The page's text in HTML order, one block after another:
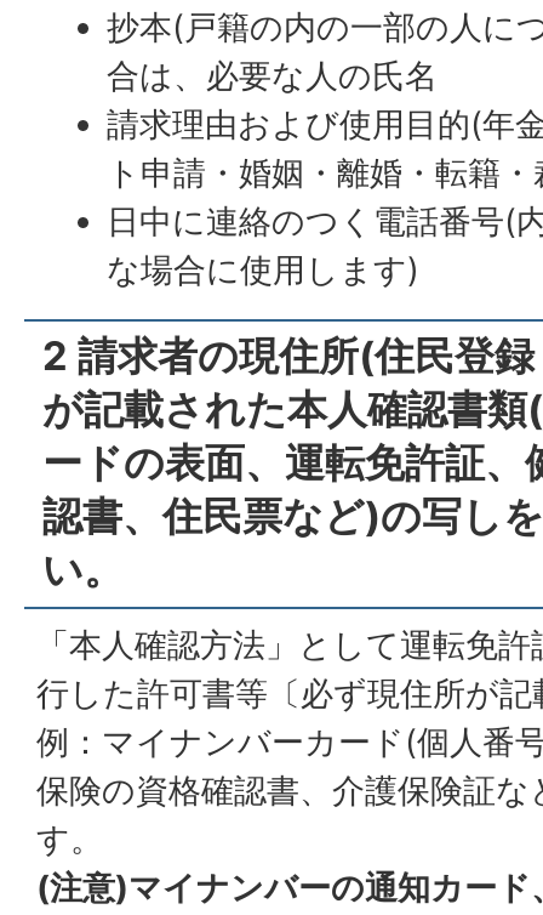
抄本(戸籍の内の一部の人に
合は、必要な人の氏名
請求理由および使用目的(年
ト申請・婚姻・離婚・転籍
日中に連絡のつく電話番号(
な場合に使用します)
2 請求者の現住所(住民登
が記載された本人確認書
ードの表面、運転免許証、
認書、住民票など)の写し
い。
「本人確認方法」として運転免
行した許可書等〔必ず現住所が
例：マイナンバーカード(個人番
保険の資格確認書、介護保険証
す。
(注意)マイナンバーの通知カー